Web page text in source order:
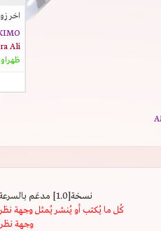
اخر
KIMO
Ali
نسخة[1.0] مدعَم بالسرعة | يدعم كافة المتصفحات
كُل ما يُكتب أو يُنشر يُمثل وجهة
وجهة نظر